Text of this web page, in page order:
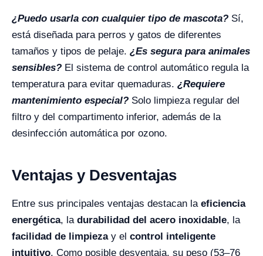
¿Puedo usarla con cualquier tipo de mascota? Sí,
está diseñada para perros y gatos de diferentes
tamaños y tipos de pelaje. ¿Es segura para animales
sensibles? El sistema de control automático regula la
temperatura para evitar quemaduras. ¿Requiere
mantenimiento especial? Solo limpieza regular del
filtro y del compartimento inferior, además de la
desinfección automática por ozono.
Ventajas y Desventajas
Entre sus principales ventajas destacan la eficiencia
energética, la durabilidad del acero inoxidable, la
facilidad de limpiezay el control inteligente
intuitivo. Como posible desventaja, su peso (53–76